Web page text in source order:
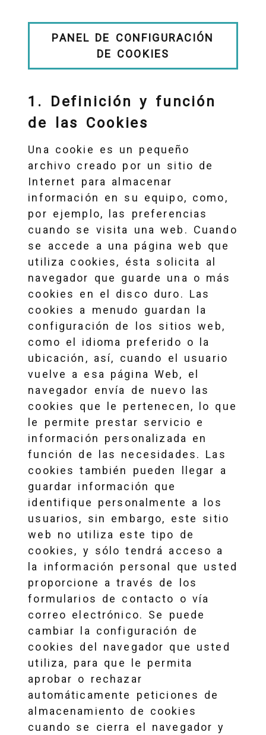
PANEL DE CONFIGURACIÓN
DE COOKIES
1. Definición y función
de las Cookies
Una cookie es un pequeño
archivo creado por un sitio de
Internet para almacenar
información en su equipo, como,
por ejemplo, las preferencias
cuando se visita una web. Cuando
se accede a una página web que
utiliza cookies, ésta solicita al
navegador que guarde una o más
cookies en el disco duro. Las
cookies a menudo guardan la
configuración de los sitios web,
como el idioma preferido o la
ubicación, así, cuando el usuario
vuelve a esa página Web, el
navegador envía de nuevo las
cookies que le pertenecen, lo que
le permite prestar servicio e
información personalizada en
función de las necesidades. Las
cookies también pueden llegar a
guardar información que
identifique personalmente a los
usuarios, sin embargo, este sitio
web no utiliza este tipo de
cookies, y sólo tendrá acceso a
la información personal que usted
proporcione a través de los
formularios de contacto o vía
correo electrónico. Se puede
cambiar la configuración de
cookies del navegador que usted
utiliza, para que le permita
aprobar o rechazar
automáticamente peticiones de
almacenamiento de cookies
cuando se cierra el navegador y